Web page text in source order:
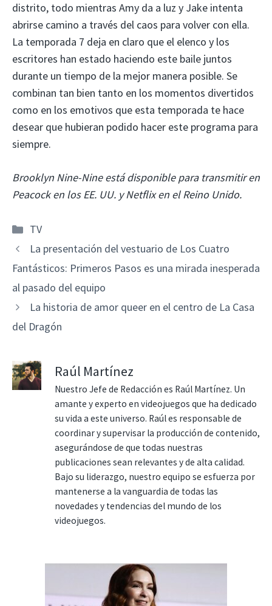
distrito, todo mientras Amy da a luz y Jake intenta
abrirse camino a través del caos para volver con ella.
La temporada 7 deja en claro que el elenco y los
escritores han estado haciendo este baile juntos
durante un tiempo de la mejor manera posible. Se
combinan tan bien tanto en los momentos divertidos
como en los emotivos que esta temporada te hace
desear que hubieran podido hacer este programa para
siempre.
Brooklyn Nine-Nine está disponible para transmitir en
Peacock en los EE. UU. y Netflix en el Reino Unido.
Categorías
TV
La presentación del vestuario de Los Cuatro
Fantásticos: Primeros Pasos es una mirada inesperada
al pasado del equipo
La historia de amor queer en el centro de La Casa
del Dragón
Raúl Martínez
Nuestro Jefe de Redacción es Raúl Martínez. Un
amante y experto en videojuegos que ha dedicado
su vida a este universo. Raúl es responsable de
coordinar y supervisar la producción de contenido,
asegurándose de que todas nuestras
publicaciones sean relevantes y de alta calidad.
Bajo su liderazgo, nuestro equipo se esfuerza por
mantenerse a la vanguardia de todas las
novedades y tendencias del mundo de los
videojuegos.